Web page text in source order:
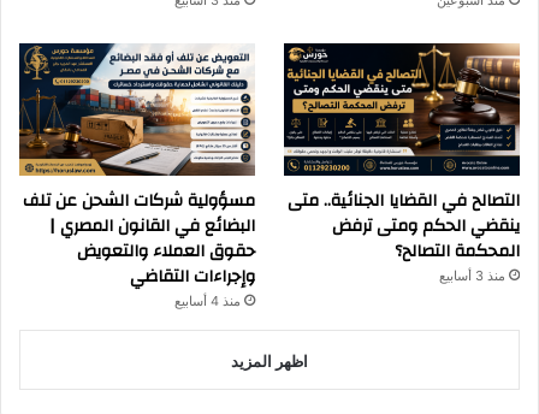
التصالح في القضايا الجنائية.. متى
ينقضي الحكم ومتى ترفض
المحكمة التصالح؟
منذ 3 أسابيع
مسؤولية شركات الشحن عن تلف
البضائع في القانون المصري |
حقوق العملاء والتعويض
وإجراءات التقاضي
منذ 4 أسابيع
اظهر المزيد